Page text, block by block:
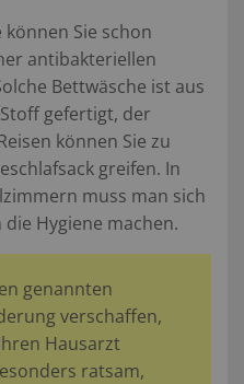
Sie schon
antibakteriellen
Bettwäsche ist aus
gefertigt, der
können Sie zu
greifen. In
muss man sich
Hygiene machen.
genannten
verschaffen,
Hausarzt
ratsam,